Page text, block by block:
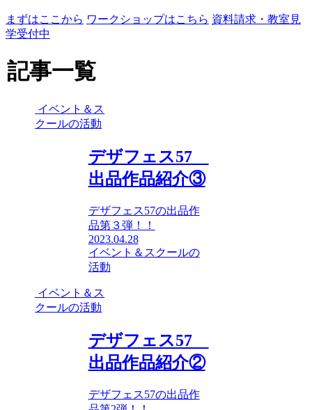
まずはここから ワークショップはこちら 資料請求・教室見
学受付中
記事一覧
イベント＆ス
クールの活動
デザフェス57
出品作品紹介③
デザフェス57の出品作
品第３弾！！
2023.04.28
イベント＆スクールの
活動
イベント＆ス
クールの活動
デザフェス57
出品作品紹介②
デザフェス57の出品作